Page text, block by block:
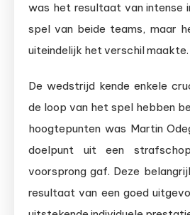
was het resultaat van intense
spel van beide teams, maar
uiteindelijk het verschil maakte.
De wedstrijd kende enkele
de loop van het spel hebben
hoogtepunten was Martin
doelpunt uit een
voorsprong gaf. Deze
resultaat van een goed